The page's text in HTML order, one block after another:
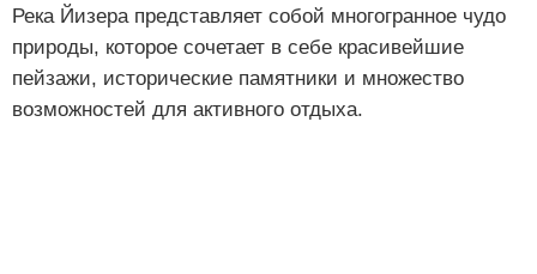
Река Йизера представляет собой многогранное чудо
природы, которое сочетает в себе красивейшие
пейзажи, исторические памятники и множество
возможностей для активного отдыха.